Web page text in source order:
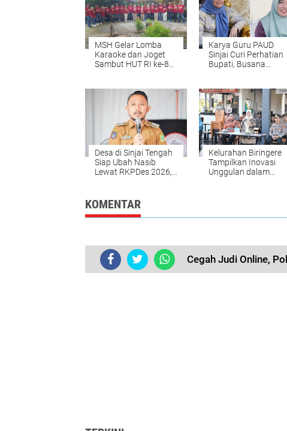
MSH Gelar Lomba
Karaoke dan Joget
Sambut HUT RI ke-80,
Karya Guru PAUD
Sinjai Curi Perhatian
Bupati, Busana
Desa di Sinjai Tengah
Siap Ubah Nasib
Lewat RKPDes 2026,
Kelurahan Biringere
Tampilkan Inovasi
Unggulan dalam
KOMENTAR
Cegah Judi Online,